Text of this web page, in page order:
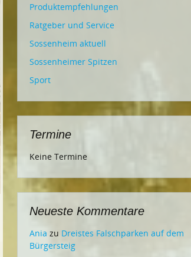
Produktempfehlungen
Ratgeber und Service
Sossenheim aktuell
Sossenheimer Spitzen
Sport
Termine
Keine Termine
Neueste Kommentare
Ania zu Dreistes Falschparken auf dem
Bürgersteig